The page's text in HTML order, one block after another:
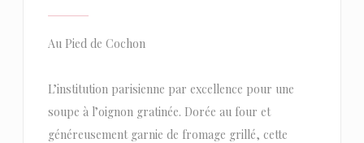
Au Pied de Cochon
L’institution parisienne par excellence pour une
soupe à l’oignon gratinée. Dorée au four et
généreusement garnie de fromage grillé, cette